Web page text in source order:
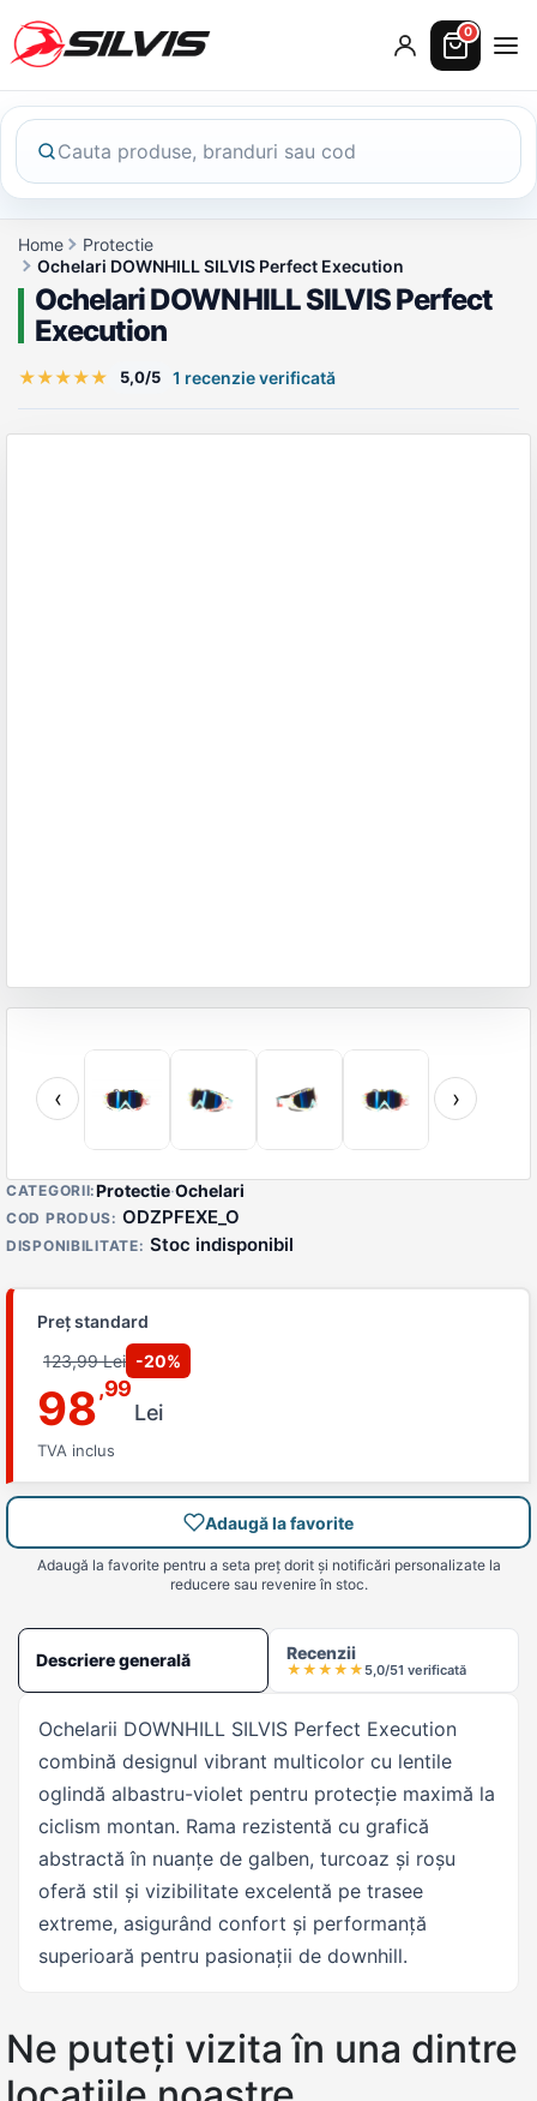
0
Home
Protectie
Ochelari DOWNHILL SILVIS Perfect Execution
Ochelari DOWNHILL SILVIS Perfect
Execution
★★★★★ 5,0/5 1 recenzie verificată
‹ ›
Detalii produs
CATEGORII:Protectie·Ochelari
COD PRODUS: ODZPFEXE_O
DISPONIBILITATE: Stoc indisponibil
Preț standard
123,99 Lei -20%
98,99
Lei
TVA inclus
Adaugă la favorite
Adaugă la favorite pentru a seta preț dorit și notificări personalizate la
reducere sau revenire în stoc.
Descriere generală Recenzii
★ ★ ★ ★ ★ 5,0/51 verificată
Ochelarii DOWNHILL SILVIS Perfect Execution
combină designul vibrant multicolor cu lentile
oglindă albastru-violet pentru protecție maximă la
ciclism montan. Rama rezistentă cu grafică
abstractă în nuanțe de galben, turcoaz și roșu
oferă stil și vizibilitate excelentă pe trasee
extreme, asigurând confort și performanță
superioară pentru pasionații de downhill.
Ne puteți vizita în una dintre